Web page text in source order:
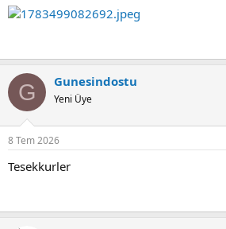
G Gunesindostu
Yeni Üye
8 Tem 2026
Tesekkurler